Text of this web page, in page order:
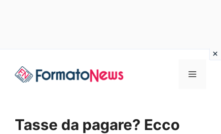
Menu
Tasse da pagare? Ecco